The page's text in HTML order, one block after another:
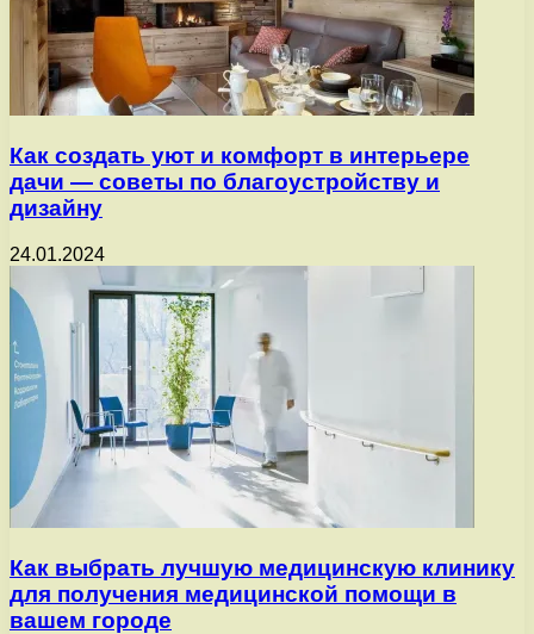
Как создать уют и комфорт в интерьере
дачи — советы по благоустройству и
дизайну
24.01.2024
Как выбрать лучшую медицинскую клинику
для получения медицинской помощи в
вашем городе